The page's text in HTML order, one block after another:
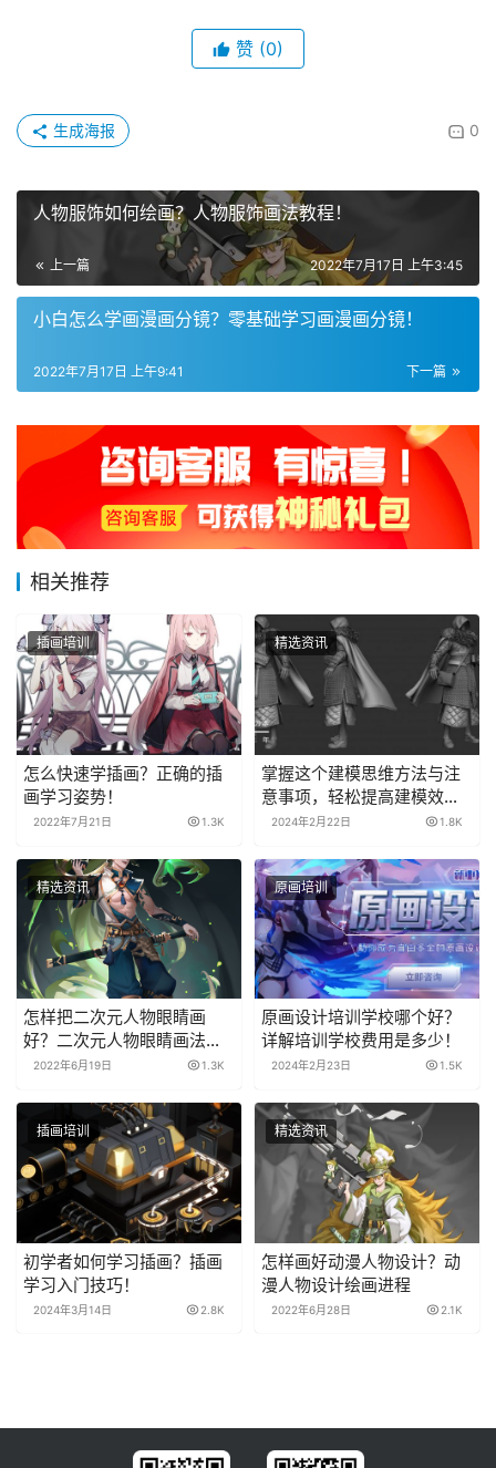
赞 (0)
0
生成海报
人物服饰如何绘画？人物服饰画法教程！
上一篇 2022年7月17日 上午3:45
小白怎么学画漫画分镜？零基础学习画漫画分镜！
下一篇
2022年7月17日 上午9:41
相关推荐
插画培训
怎么快速学插画？正确的插
画学习姿势！
2022年7月21日 1.3K
精选资讯
掌握这个建模思维方法与注
意事项，轻松提高建模效
率！
2024年2月22日 1.8K
精选资讯
怎样把二次元人物眼睛画
好？二次元人物眼睛画法教
程！
2022年6月19日 1.3K
原画培训
原画设计培训学校哪个好？
详解培训学校费用是多少！
2024年2月23日 1.5K
插画培训
初学者如何学习插画？插画
学习入门技巧！
2024年3月14日 2.8K
精选资讯
怎样画好动漫人物设计？动
漫人物设计绘画进程
2022年6月28日 2.1K